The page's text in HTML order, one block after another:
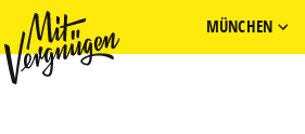
MÜNCHEN